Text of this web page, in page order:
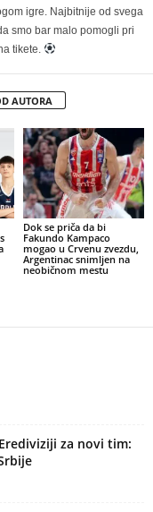
igre. Najbitnije od svega
smo bar malo pomogli pri
tikete.
AUTORA
Dok se priča da bi
Fakundo Kampaco
mogao u Crvenu zvezdu,
Argentinac snimljen na
neobičnom mestu
za novi tim: